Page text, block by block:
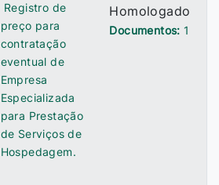
Registro de
preço para
contratação
eventual de
Empresa
Especializada
para Prestação
de Serviços de
Hospedagem.
Homologado
Documentos: 1